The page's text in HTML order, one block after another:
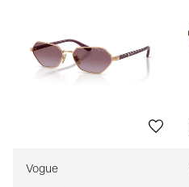
Vogue